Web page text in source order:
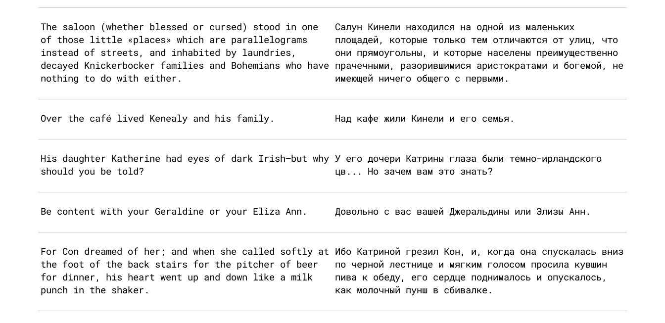
The saloon (whether blessed or cursed) stood in one
of those little «places» which are parallelograms
instead of streets, and inhabited by laundries,
decayed Knickerbocker families and Bohemians who have
nothing to do with either.
Салун Кинели находился на одной из маленьких
площадей, которые только тем отличаются от улиц, что
они прямоугольны, и которые населены преимущественно
прачечными, разорившимися аристократами и богемой, не
имеющей ничего общего с первыми.
Over the café lived Kenealy and his family. Над кафе жили Кинели и его семья.
His daughter Katherine had eyes of dark Irish—but why
should you be told?
У его дочери Катрины глаза были темно-ирландского
цв... Но зачем вам это знать?
Be content with your Geraldine or your Eliza Ann. Довольно с вас вашей Джеральдины или Элизы Анн.
For Con dreamed of her; and when she called softly at
the foot of the back stairs for the pitcher of beer
for dinner, his heart went up and down like a milk
punch in the shaker.
Ибо Катриной грезил Кон, и, когда она спускалась вниз
по черной лестнице и мягким голосом просила кувшин
пива к обеду, его сердце поднималось и опускалось,
как молочный пунш в сбивалке.